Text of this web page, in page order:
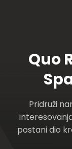
Quo
Pridruži
postani dio